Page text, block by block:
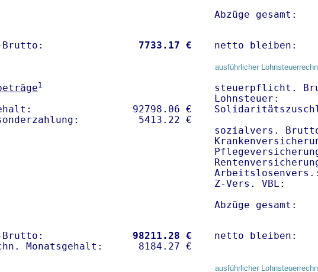
Abzüge gesamt:
Brutto: 7733.17 € netto
ausführlicher
1
92798.06 €
steuerpflicht.
Lohnsteuer:
sozialvers.
Z-Vers. VBL:
Abzüge gesamt:
Brutto: 98211.28 €
netto
ausführlicher